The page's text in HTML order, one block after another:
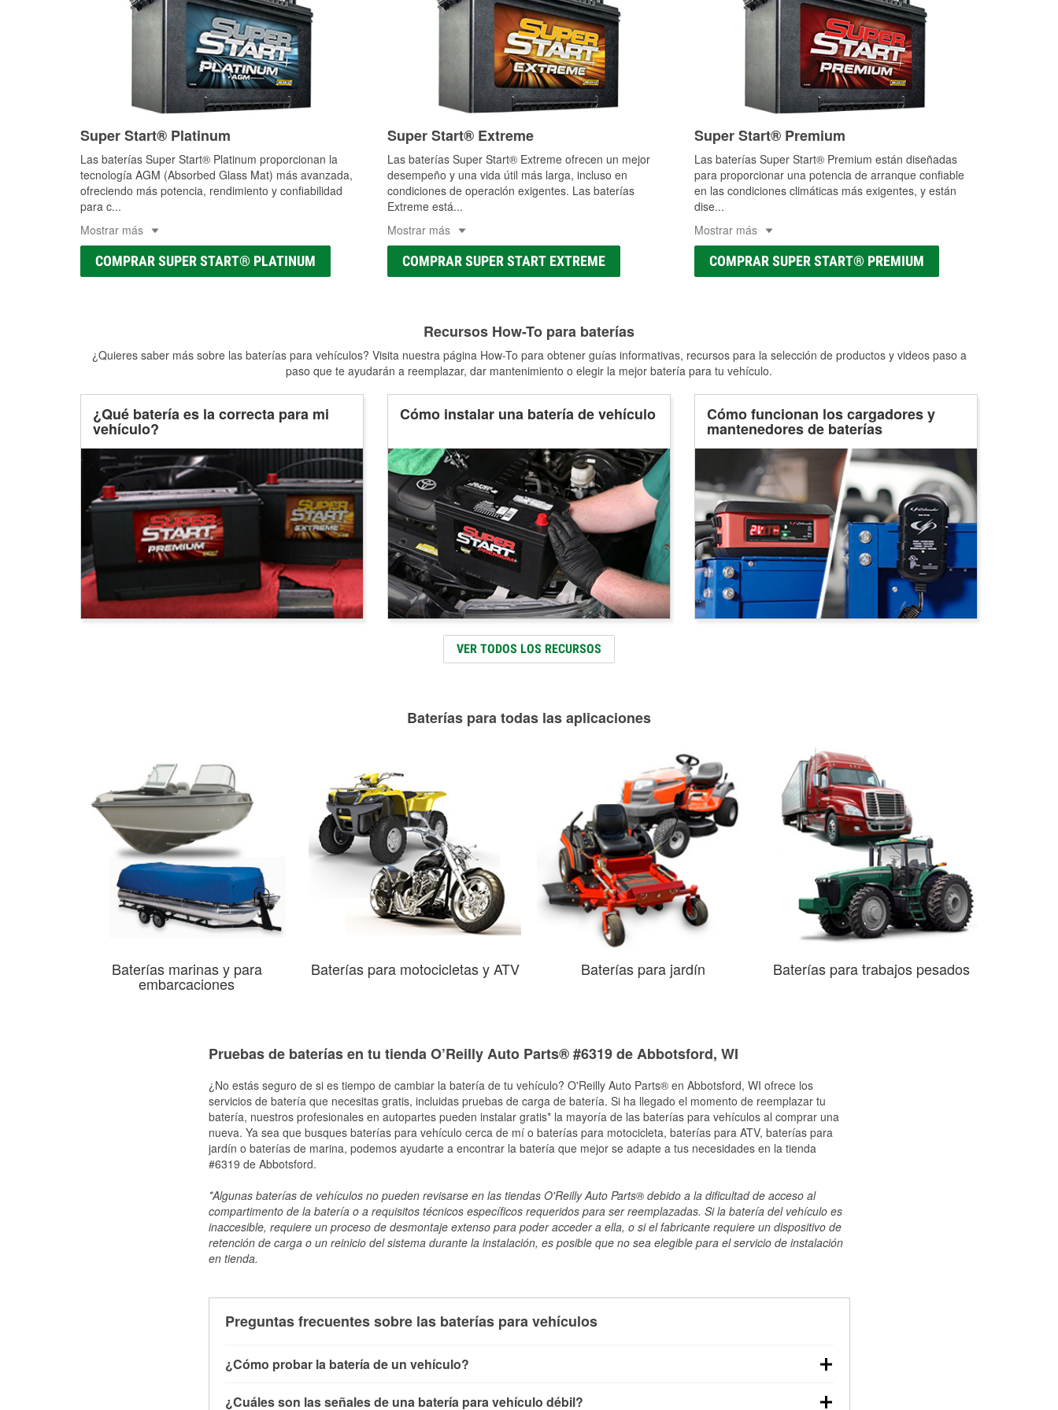
Super Start® Platinum
Las baterías Super Start® Platinum proporcionan la
tecnología AGM (Absorbed Glass Mat) más avanzada,
ofreciendo más potencia, rendimiento y confiabilidad
para c...
Mostrar más
COMPRAR SUPER START® PLATINUM
Super Start® Extreme
Las baterías Super Start® Extreme ofrecen un mejor
desempeño y una vida útil más larga, incluso en
condiciones de operación exigentes. Las baterías
Extreme está...
Mostrar más
COMPRAR SUPER START EXTREME
Super Start® Premium
Las baterías Super Start® Premium están diseñadas
para proporcionar una potencia de arranque confiable
en las condiciones climáticas más exigentes, y están
dise...
Mostrar más
COMPRAR SUPER START® PREMIUM
Recursos How-To para baterías
¿Quieres saber más sobre las baterías para vehículos? Visita nuestra página How-To para obtener guías informativas, recursos para la selección de productos y videos paso a
paso que te ayudarán a reemplazar, dar mantenimiento o elegir la mejor batería para tu vehículo.
¿Qué batería es la correcta para mi
vehículo?
Cómo instalar una batería de vehículo Cómo funcionan los cargadores y
mantenedores de baterías
VER TODOS LOS RECURSOS
Baterías para todas las aplicaciones
Baterías marinas y para
embarcaciones
Baterías para motocicletas y ATV Baterías para jardín Baterías para trabajos pesados
Pruebas de baterías en tu tienda O’Reilly Auto Parts® #6319 de Abbotsford, WI
¿No estás seguro de si es tiempo de cambiar la batería de tu vehículo? O'Reilly Auto Parts® en Abbotsford, WI ofrece los
servicios de batería que necesitas gratis, incluidas pruebas de carga de batería. Si ha llegado el momento de reemplazar tu
batería, nuestros profesionales en autopartes pueden instalar gratis* la mayoría de las baterías para vehículos al comprar una
nueva. Ya sea que busques baterías para vehículo cerca de mí o baterías para motocicleta, baterías para ATV, baterías para
jardín o baterías de marina, podemos ayudarte a encontrar la batería que mejor se adapte a tus necesidades en la tienda
#6319 de Abbotsford.
*Algunas baterías de vehículos no pueden revisarse en las tiendas O'Reilly Auto Parts® debido a la dificultad de acceso al
compartimento de la batería o a requisitos técnicos específicos requeridos para ser reemplazadas. Si la batería del vehículo es
inaccesible, requiere un proceso de desmontaje extenso para poder acceder a ella, o si el fabricante requiere un dispositivo de
retención de carga o un reinicio del sistema durante la instalación, es posible que no sea elegible para el servicio de instalación
en tienda.
Preguntas frecuentes sobre las baterías para vehículos
¿Cómo probar la batería de un vehículo?
¿Cuáles son las señales de una batería para vehículo débil?